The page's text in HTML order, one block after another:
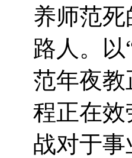
养师范
路人。
范年夜
程正在
战对于